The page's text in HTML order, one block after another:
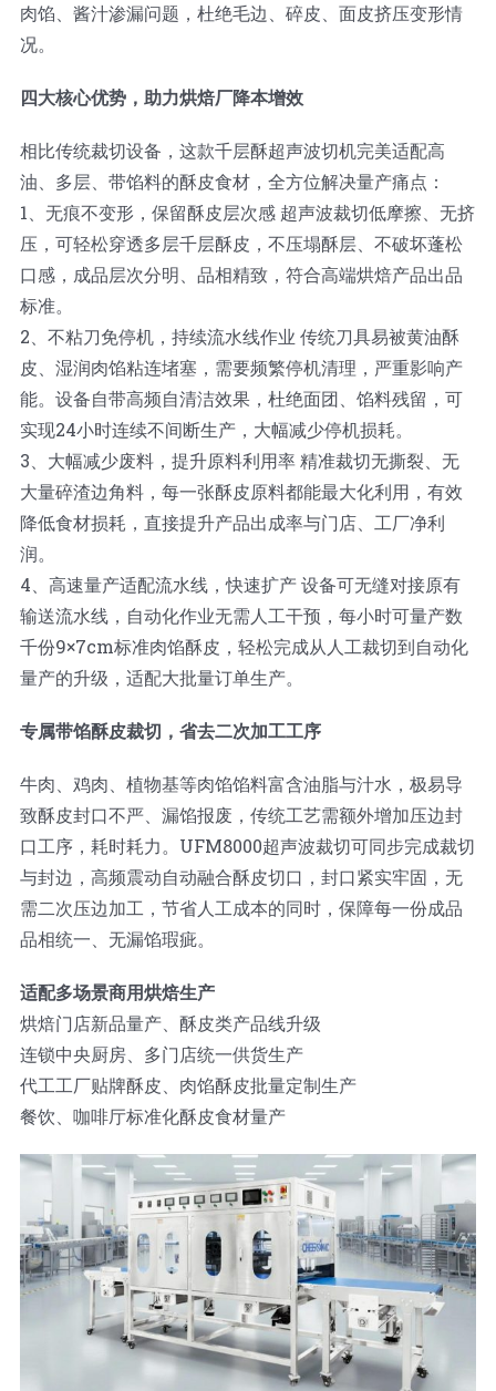
肉馅、酱汁渗漏问题，杜绝毛边、碎皮、面皮挤压变形情
况。
四大核心优势，助力烘焙厂降本增效
相比传统裁切设备，这款千层酥超声波切机完美适配高
油、多层、带馅料的酥皮食材，全方位解决量产痛点：
1、无痕不变形，保留酥皮层次感 超声波裁切低摩擦、无挤
压，可轻松穿透多层千层酥皮，不压塌酥层、不破坏蓬松
口感，成品层次分明、品相精致，符合高端烘焙产品出品
标准。
2、不粘刀免停机，持续流水线作业 传统刀具易被黄油酥
皮、湿润肉馅粘连堵塞，需要频繁停机清理，严重影响产
能。设备自带高频自清洁效果，杜绝面团、馅料残留，可
实现24小时连续不间断生产，大幅减少停机损耗。
3、大幅减少废料，提升原料利用率 精准裁切无撕裂、无
大量碎渣边角料，每一张酥皮原料都能最大化利用，有效
降低食材损耗，直接提升产品出成率与门店、工厂净利
润。
4、高速量产适配流水线，快速扩产 设备可无缝对接原有
输送流水线，自动化作业无需人工干预，每小时可量产数
千份9×7cm标准肉馅酥皮，轻松完成从人工裁切到自动化
量产的升级，适配大批量订单生产。
专属带馅酥皮裁切，省去二次加工工序
牛肉、鸡肉、植物基等肉馅馅料富含油脂与汁水，极易导
致酥皮封口不严、漏馅报废，传统工艺需额外增加压边封
口工序，耗时耗力。UFM8000超声波裁切可同步完成裁切
与封边，高频震动自动融合酥皮切口，封口紧实牢固，无
需二次压边加工，节省人工成本的同时，保障每一份成品
品相统一、无漏馅瑕疵。
适配多场景商用烘焙生产
烘焙门店新品量产、酥皮类产品线升级
连锁中央厨房、多门店统一供货生产
代工工厂贴牌酥皮、肉馅酥皮批量定制生产
餐饮、咖啡厅标准化酥皮食材量产